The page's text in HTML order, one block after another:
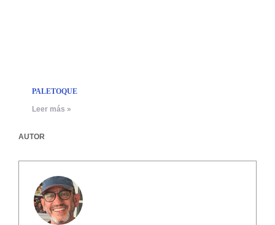
PALETOQUE
Leer más »
AUTOR